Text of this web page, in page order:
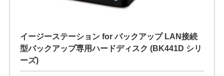
イージーステーション for バックアップ LAN接続
型バックアップ専用ハードディスク (BK441D シリ
ーズ)